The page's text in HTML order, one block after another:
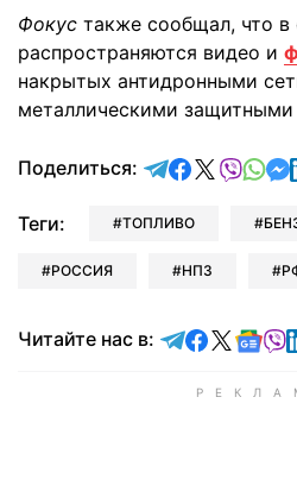
Фокус также сообщал, что в
распространяются видео и
накрытых антидронными
металлическими
Поделиться: отправить в
Теги: ТОПЛИВО
РОССИЯ НПЗ
Читайте нас в: Читайте в
Читайте